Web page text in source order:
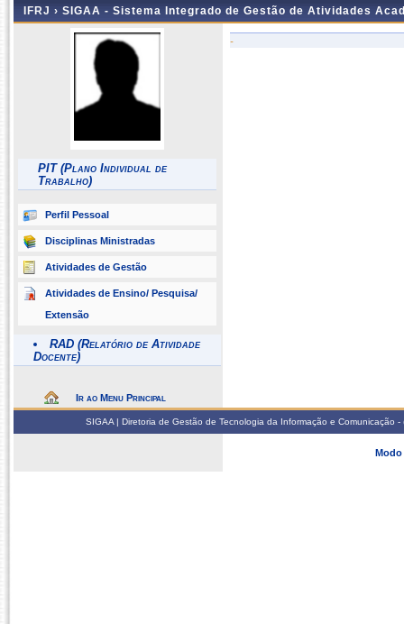
IFRJ › SIGAA - Sistema Integrado de Gestão de Atividades
PIT (Plano Individual de
Trabalho)
Perfil Pessoal
Disciplinas Ministradas
Atividades de Gestão
Atividades de Ensino/ Pesquisa/
Extensão
RAD (Relatório de Atividade
Docente)
Ir ao Menu Principal
-
SIGAA | Diretoria de Gestão de Tecnologia da Informação e
Modo